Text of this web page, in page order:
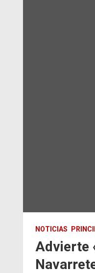
NOTICIAS
Advierte